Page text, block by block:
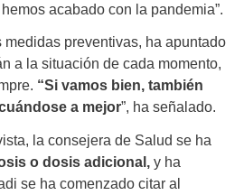
acabado con la pandemia”.
preventivas, ha apuntado
a la situación de cada momento,
“Si vamos bien, también
a mejor”, ha señalado.
la consejera de Salud se ha
o dosis adicional, y ha
se ha comenzado citar al